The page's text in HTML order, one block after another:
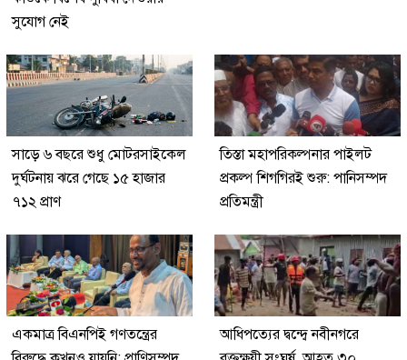
সুযোগ নেই
সাড়ে ৬ বছরে শুধু মোটরসাইকেল
দুর্ঘটনায় ঝরে গেছে ১৫ হাজার
৭১২ প্রাণ
তিস্তা মহাপরিকল্পনার পাইলট
প্রকল্প শিগগিরই শুরু: পানিসম্পদ
প্রতিমন্ত্রী
একমাত্র বিএনপিই গণতন্ত্রের
আধিপত্যের দ্বন্দ্বে নবীনগরে